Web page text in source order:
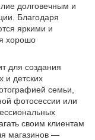
долговечным и
Благодаря
яркими и
хорошо
для создания
и детских
семьи,
фотосессии или
своим клиентам
магазинов —